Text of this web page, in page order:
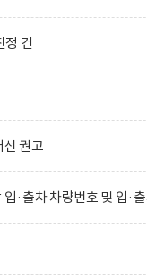
정 건
선 권고
·출차 차량번호 및 입·